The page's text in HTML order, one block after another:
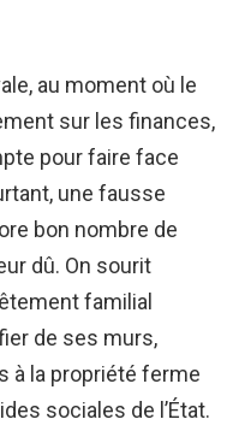
au moment où le
sur les finances,
pour faire face
une fausse
bon nombre de
dû. On sourit
familial
de ses murs,
à la propriété ferme
sociales de l’État.